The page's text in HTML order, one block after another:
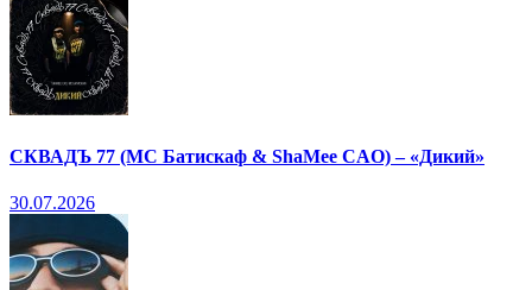
СКВАДЪ 77 (МС Батискаф & ShaMee CAO) – «Дикий»
30.07.2026